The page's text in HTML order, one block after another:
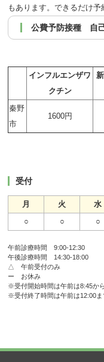
もあります。できるだけ予
公費予防接種 自
インフルエンザワ
クチン
秦野
市
1600円
受付
月 火 水
○
○ ○
午前診療時間 9:00-12:30
午後診療時間 14:30-18:00
△ 午前受付のみ
ー お休み
※受付開始時間は午前は8:45か
※受付終了時間は午前は12:00ま